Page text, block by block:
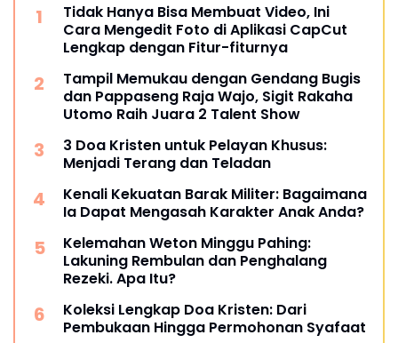
Tidak Hanya Bisa Membuat Video, Ini
Cara Mengedit Foto di Aplikasi CapCut
Lengkap dengan Fitur-fiturnya
Tampil Memukau dengan Gendang Bugis
dan Pappaseng Raja Wajo, Sigit Rakaha
Utomo Raih Juara 2 Talent Show
3 Doa Kristen untuk Pelayan Khusus:
Menjadi Terang dan Teladan
Kenali Kekuatan Barak Militer: Bagaimana
Ia Dapat Mengasah Karakter Anak Anda?
Kelemahan Weton Minggu Pahing:
Lakuning Rembulan dan Penghalang
Rezeki. Apa Itu?
Koleksi Lengkap Doa Kristen: Dari
Pembukaan Hingga Permohonan Syafaat